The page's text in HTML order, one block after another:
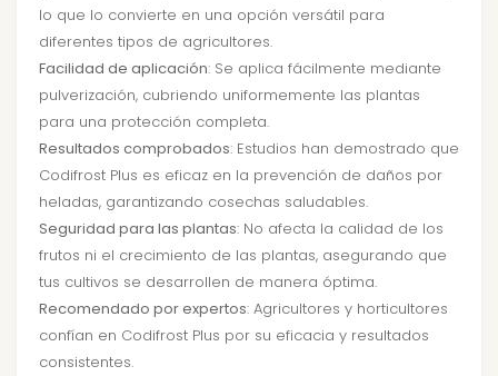
lo que lo convierte en una opción versátil para
diferentes tipos de agricultores.
Facilidad de aplicación: Se aplica fácilmente mediante
pulverización, cubriendo uniformemente las plantas
para una protección completa.
Resultados comprobados: Estudios han demostrado que
Codifrost Plus es eficaz en la prevención de daños por
heladas, garantizando cosechas saludables.
Seguridad para las plantas: No afecta la calidad de los
frutos ni el crecimiento de las plantas, asegurando que
tus cultivos se desarrollen de manera óptima.
Recomendado por expertos: Agricultores y horticultores
confían en Codifrost Plus por su eficacia y resultados
consistentes.